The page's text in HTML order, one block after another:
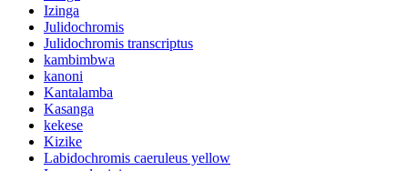
Izinga
Julidochromis
Julidochromis transcriptus
kambimbwa
kanoni
Kantalamba
Kasanga
kekese
Kizike
Labidochromis caeruleus yellow